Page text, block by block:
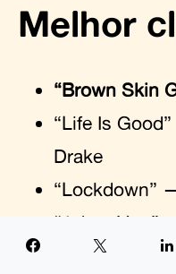
Melhor
“Brown Skin
“Life Is
Drake
“Lockdown”
“Adore You”
“Goliath” —